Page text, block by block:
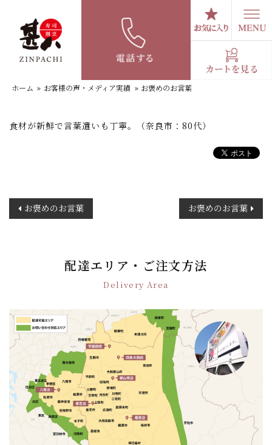
お褒めのお言葉
ホーム » お客様の声・メディア実績 » お褒めのお言葉
食材が新鮮で言葉遣いも丁寧。（奈良市：80代）
稿
ン
お褒めのお言葉 お褒めのお言葉
配達エリア・ご注文方法
Delivery Area